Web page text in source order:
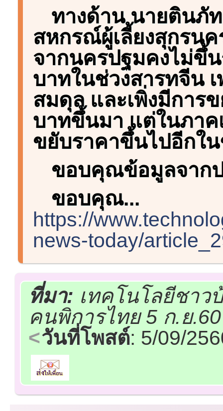
ทางด้าน นายตินภั
สหกรณ์ผู้เลี้ยงสุกรน
จากนครปฐมคงไม่ขึ้
บาทในช่วงสารทจีน
สมดุล และเพิ่งมีการ
บาทขึ้นมา แต่ในภาค
ขยับราคาขึ้นไปอีกใ
ขอบคุณข้อมูลจาก
ขอบคุณ...
https://
news-today/
ที่มา: เทคโนโลยีชา
คนพิการไทย 5 ก.ย.60
วันที่โพสต์: 5/09/